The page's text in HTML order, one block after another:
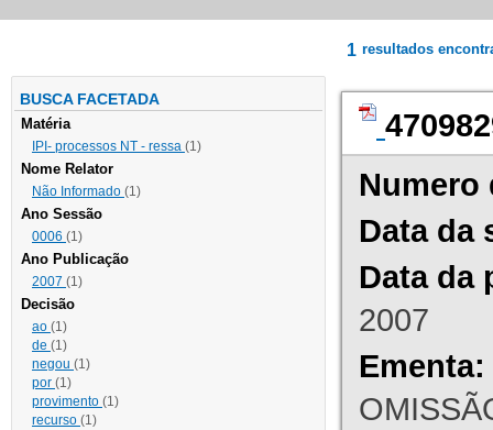
BUSCA FACETADA
Matéria
IPI- processos NT - ressa (1)
Nome Relator
Não Informado (1)
Ano Sessão
0006 (1)
Ano Publicação
2007 (1)
Decisão
ao (1)
de (1)
negou (1)
por (1)
provimento (1)
recurso (1)
1 resultados
Numero
Data da
Data da
2007
Ementa: